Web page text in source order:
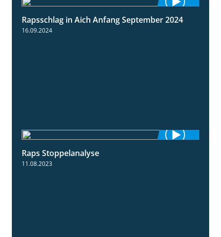
1:50
Rapsschlag in Aich Anfang September 2024
16.09.2024
Raps Stoppelanalyse
11.08.2023